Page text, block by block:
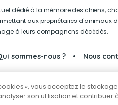
dédié à la mémoire des chiens,
aux propriétaires d'animaux
à leurs compagnons décédés.
sommes-nous ? Nous
Partager sur Facebook
», vous acceptez le
son utilisation et contribuer